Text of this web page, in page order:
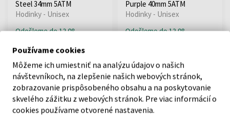
Steel 34mm 5ATM
Hodinky - Unisex
Odošleme do 12.08.
134,78 €
Purple 40mm 5ATM
Hodinky - Unisex
Odošleme do 12.08.
100,00 €
Doprava zadarmo Doprava zadarmo
Používame cookies
Môžeme ich umiestniť na analýzu údajov o našich
návštevníkoch, na zlepšenie našich webových stránok,
zobrazovanie prispôsobeného obsahu a na poskytovanie
skvelého zážitku z webových stránok. Pre viac informácií o
cookies používame otvorené nastavenia.